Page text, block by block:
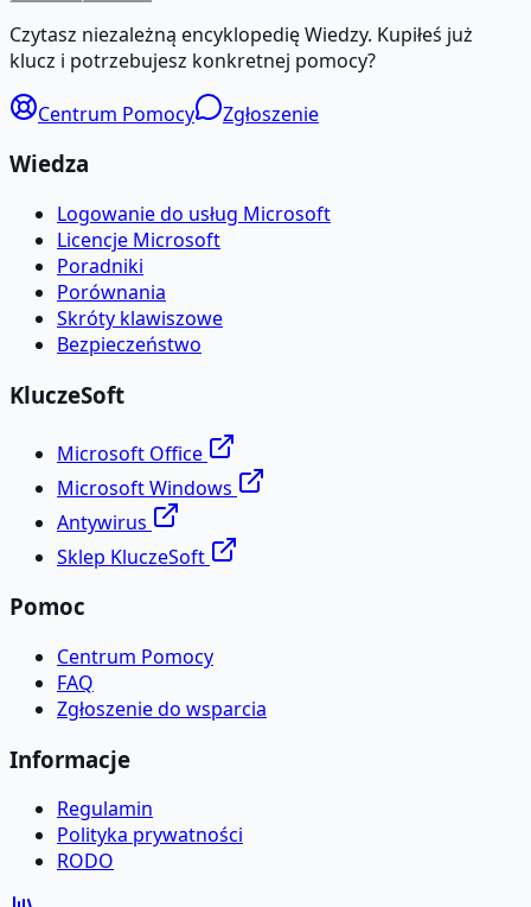
Czytasz niezależną encyklopedię Wiedzy. Kupiłeś już
klucz i potrzebujesz konkretnej pomocy?
Centrum Pomocy Zgłoszenie
Wiedza
Logowanie do usług Microsoft
Licencje Microsoft
Poradniki
Porównania
Skróty klawiszowe
Bezpieczeństwo
KluczeSoft
Microsoft Office
Microsoft Windows
Antywirus
Sklep KluczeSoft
Pomoc
Centrum Pomocy
FAQ
Zgłoszenie do wsparcia
Informacje
Regulamin
Polityka prywatności
RODO